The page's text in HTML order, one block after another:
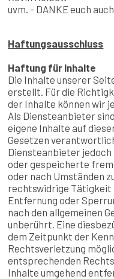
So, 09.08.
Mo, 10.08.
uvm. - DANKE euch
Haftungsausschluss
Haftung für Inhalte
Die Inhalte unserer
erstellt. Für die
der Inhalte können wir
Als Diensteanbieter
eigene Inhalte auf
Gesetzen
Diensteanbieter
oder gespeicherte
oder nach Umständen
rechtswidrige Tätigkeit
Entfernung oder
nach den allgemeinen
unberührt. Eine
dem Zeitpunkt der
Rechtsverletzung
entsprechenden
Inhalte umgehend